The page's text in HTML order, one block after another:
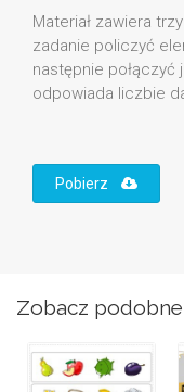
Materiał zawiera
zadanie policzyć
następnie
odpowiada liczbie
Pobierz
Zobacz podobne